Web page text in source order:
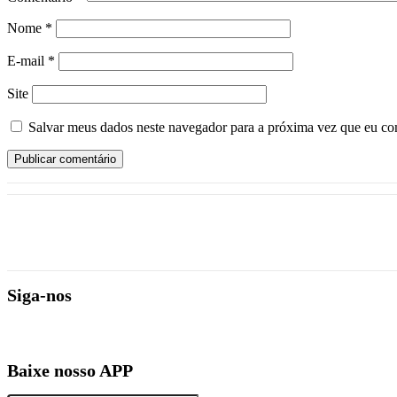
Nome *
E-mail *
Site
Salvar meus dados neste navegador para a próxima vez que eu
Siga-nos
Baixe nosso APP